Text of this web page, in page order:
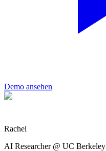
Demo ansehen
Rachel
AI Researcher @ UC Berkeley